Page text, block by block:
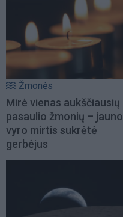
Žmonės
Mirė vienas aukščiausių
pasaulio žmonių – jauno
vyro mirtis sukrėtė
gerbėjus